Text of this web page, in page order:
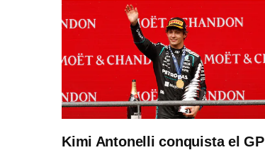
Kimi Antonelli conquista el GP